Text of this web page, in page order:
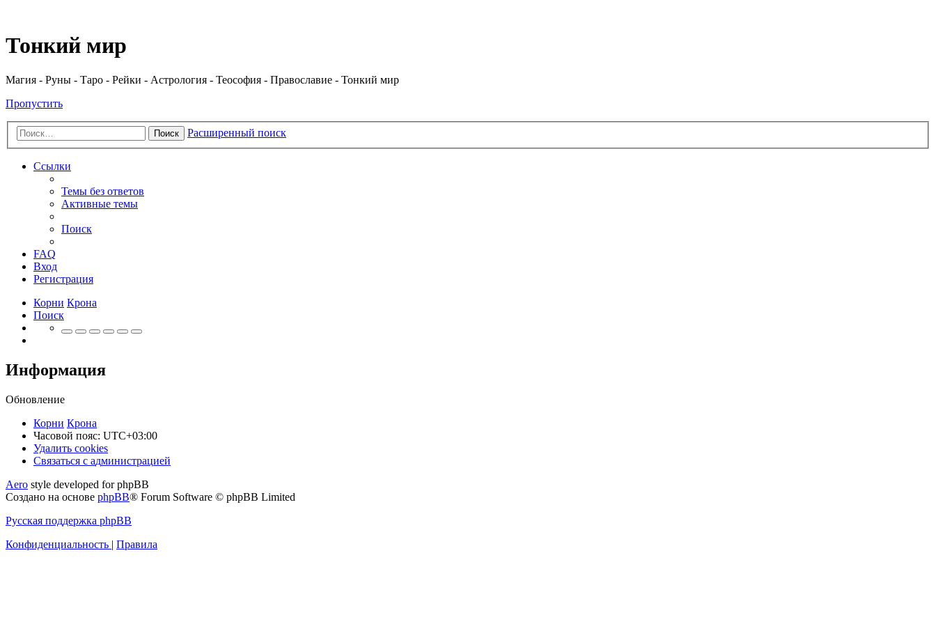
Тонкий мир
Магия - Руны - Таро - Рейки - Астрология - Теософия - Православие - Тонкий мир
Пропустить
Поиск Расширенный поиск
Ссылки
Темы без ответов
Активные темы
Поиск
FAQ
Вход
Регистрация
Корни Крона
Поиск
Информация
Обновление
Корни Крона
Часовой пояс: UTC+03:00
Удалить cookies
Связаться
администрацией
Связаться с администрацией
Aero style developed for phpBB
Создано на основе phpBB® Forum Software © phpBB Limited
Русская поддержка phpBB
Конфиденциальность | Правила